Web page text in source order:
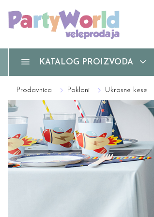
KATALOG PROIZVODA
Prodavnica Pokloni Ukrasne kese